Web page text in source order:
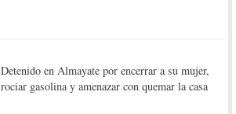
Detenido en Almayate por encerrar a su mujer,
rociar gasolina y amenazar con quemar la casa